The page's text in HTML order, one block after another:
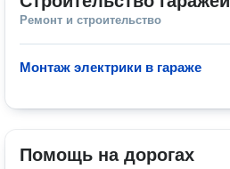
Ремонт и строительство
Монтаж электрики в гараже
Помощь на дорогах